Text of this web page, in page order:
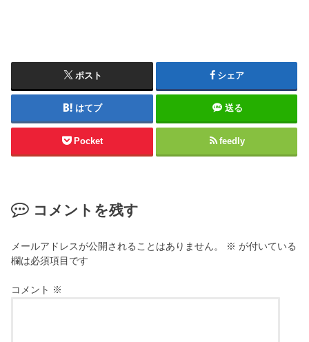
ポスト シェア
はてブ 送る
Pocket feedly
コメントを残す
メールアドレスが公開されることはありません。 ※ が付いている
欄は必須項目です
コメント ※